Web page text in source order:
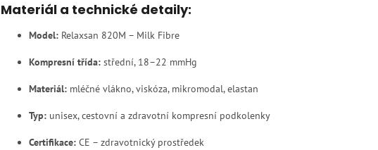
Materiál a technické detaily:
Model: Relaxsan 820M – Milk Fibre
Kompresní třída: střední, 18–22 mmHg
Materiál: mléčné vlákno, viskóza, mikromodal, elastan
Typ: unisex, cestovní a zdravotní kompresní podkolenky
Certifikace: CE – zdravotnický prostředek